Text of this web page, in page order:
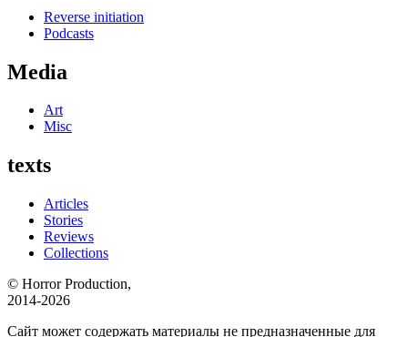
Reverse initiation
Podcasts
Media
Art
Misc
texts
Articles
Stories
Reviews
Collections
© Horror Production,
2014-2026
Сайт может содержать материалы не предназначенные для